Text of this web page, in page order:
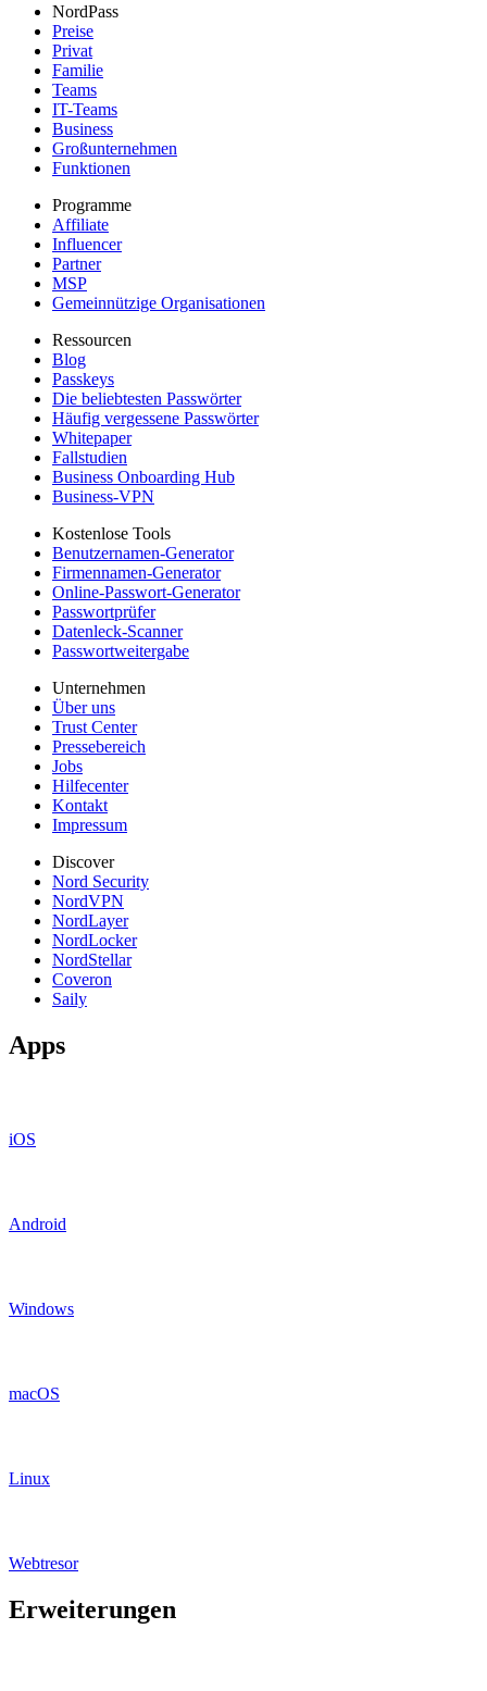
NordPass
Preise
Privat
Familie
Teams
IT-Teams
Business
Großunternehmen
Funktionen
Programme
Affiliate
Influencer
Partner
MSP
Gemeinnützige Organisationen
Ressourcen
Blog
Passkeys
Die beliebtesten Passwörter
Häufig vergessene Passwörter
Whitepaper
Fallstudien
Business Onboarding Hub
Business-VPN
Kostenlose Tools
Benutzernamen-Generator
Firmennamen-Generator
Online-Passwort-Generator
Passwortprüfer
Datenleck-Scanner
Passwortweitergabe
Unternehmen
Über uns
Trust Center
Pressebereich
Jobs
Hilfecenter
Kontakt
Impressum
Discover
Nord Security
NordVPN
NordLayer
NordLocker
NordStellar
Coveron
Saily
Apps
iOS
Android
Windows
macOS
Linux
Webtresor
Erweiterungen